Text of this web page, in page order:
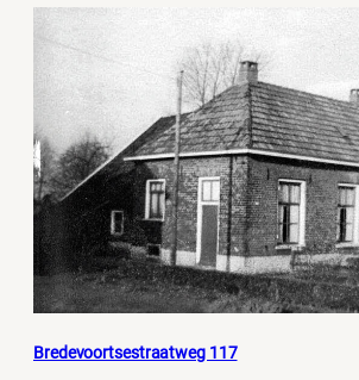
Bredevoortsestraatweg 117